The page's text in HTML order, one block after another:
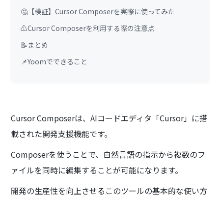
🤔【検証】Cursor Composerを実際に使ってみた
⚠️Cursor Composerを利用する際の注意点
📝まとめ
📌Yoomでできること
Cursor Composerは、AIコードエディタ「Cursor」に搭
載された開発支援機能です。
Composerを使うことで、自然言語の指示から複数のフ
ァイルを同時に編集することが可能になります。
開発の生産性を向上させるこのツールの基本的な使い方